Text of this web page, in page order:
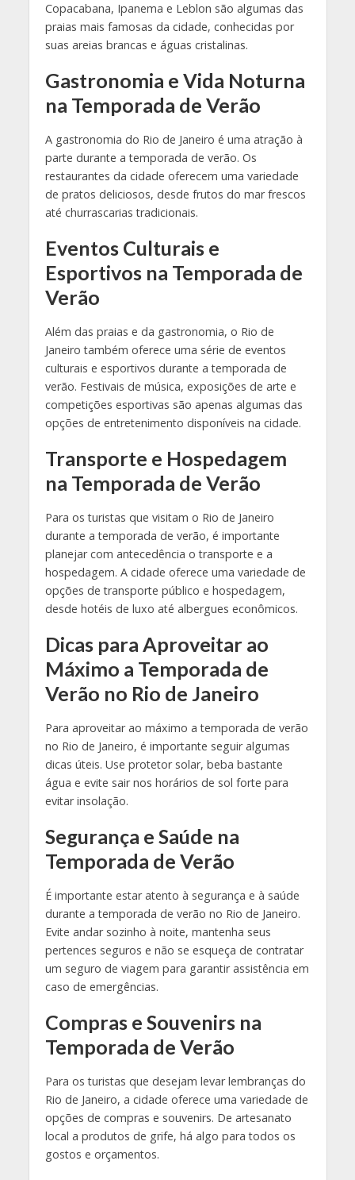
Copacabana, Ipanema e Leblon são algumas das
praias mais famosas da cidade, conhecidas por
suas areias brancas e águas cristalinas.
Gastronomia e Vida Noturna
na Temporada de Verão
A gastronomia do Rio de Janeiro é uma atração à
parte durante a temporada de verão. Os
restaurantes da cidade oferecem uma variedade
de pratos deliciosos, desde frutos do mar frescos
até churrascarias tradicionais.
Eventos Culturais e
Esportivos na Temporada de
Verão
Além das praias e da gastronomia, o Rio de
Janeiro também oferece uma série de eventos
culturais e esportivos durante a temporada de
verão. Festivais de música, exposições de arte e
competições esportivas são apenas algumas das
opções de entretenimento disponíveis na cidade.
Transporte e Hospedagem
na Temporada de Verão
Para os turistas que visitam o Rio de Janeiro
durante a temporada de verão, é importante
planejar com antecedência o transporte e a
hospedagem. A cidade oferece uma variedade de
opções de transporte público e hospedagem,
desde hotéis de luxo até albergues econômicos.
Dicas para Aproveitar ao
Máximo a Temporada de
Verão no Rio de Janeiro
Para aproveitar ao máximo a temporada de verão
no Rio de Janeiro, é importante seguir algumas
dicas úteis. Use protetor solar, beba bastante
água e evite sair nos horários de sol forte para
evitar insolação.
Segurança e Saúde na
Temporada de Verão
É importante estar atento à segurança e à saúde
durante a temporada de verão no Rio de Janeiro.
Evite andar sozinho à noite, mantenha seus
pertences seguros e não se esqueça de contratar
um seguro de viagem para garantir assistência em
caso de emergências.
Compras e Souvenirs na
Temporada de Verão
Para os turistas que desejam levar lembranças do
Rio de Janeiro, a cidade oferece uma variedade de
opções de compras e souvenirs. De artesanato
local a produtos de grife, há algo para todos os
gostos e orçamentos.